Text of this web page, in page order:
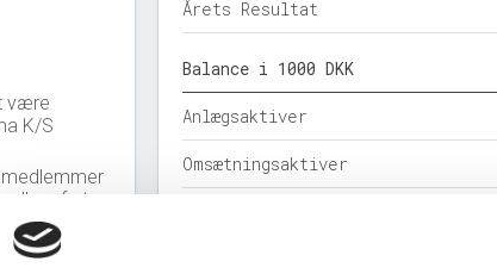
være
K/S
eller af et
den
Årets Resultat
Balance i 1000 DKK
Anlægsaktiver
Omsætningsaktiver